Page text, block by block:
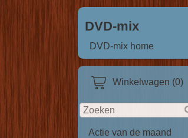
DVD-mix
DVD-mix home
Winkelwagen (0)
Actie van de maand